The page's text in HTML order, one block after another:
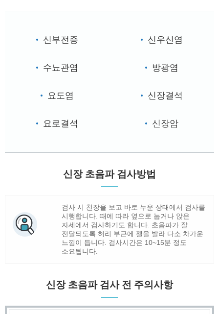
신부전증 신우신염
수뇨관염 방광염
요도염 신장결석
요로결석 신장암
신장 초음파 검사방법
검사 시 천장을 보고 바로 누운 상태에서 검사를
시행합니다. 때에 따라 옆으로 눕거나 앉은
자세에서 검사하기도 합니다. 초음파가 잘
전달되도록 허리 부근에 젤을 발라 다소 차가운
느낌이 듭니다. 검사시간은 10~15분 정도
소요됩니다.
신장 초음파 검사 전 주의사항